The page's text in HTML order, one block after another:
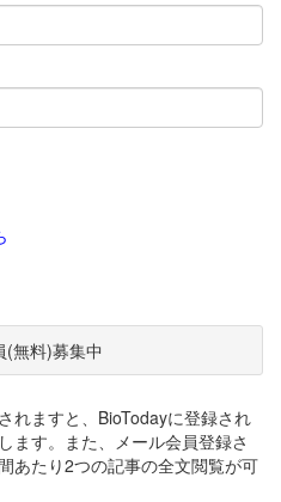
(無料)募集中
れますと、BioTodayに登録され
ます。また、メール会員登録さ
あたり2つの記事の全文閲覧が可